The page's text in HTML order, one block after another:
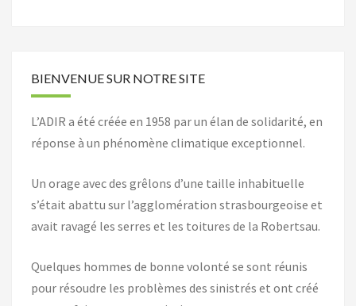
BIENVENUE SUR NOTRE SITE
L’ADIR a été créée en 1958 par un élan de solidarité, en
réponse à un phénomène climatique exceptionnel.
Un orage avec des grêlons d’une taille inhabituelle
s’était abattu sur l’agglomération strasbourgeoise et
avait ravagé les serres et les toitures de la Robertsau.
Quelques hommes de bonne volonté se sont réunis
pour résoudre les problèmes des sinistrés et ont créé